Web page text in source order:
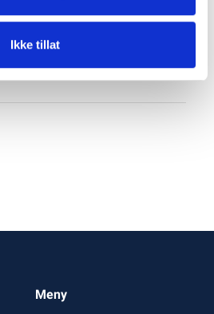
Ikke tillat
Meny